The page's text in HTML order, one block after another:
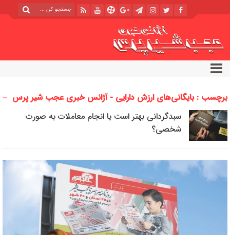
برچسب : بایگانی‌های ارزش دارایی - آژانس خبری عجب شیر پرس
سبدگردانی بهتر است یا انجام معاملات به صورت
شخصی؟